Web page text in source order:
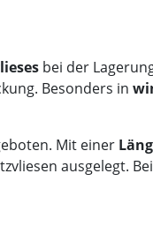
bei der
Besonders in
Mit einer
ausgelegt.